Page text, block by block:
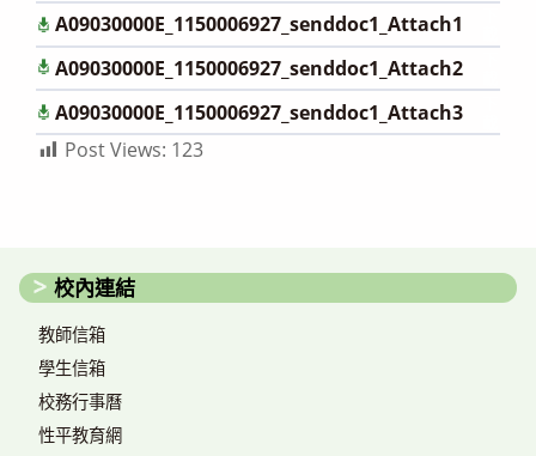
A09030000E_1150006927_senddoc1_Attach1
A09030000E_1150006927_senddoc1_Attach2
A09030000E_1150006927_senddoc1_Attach3
Post Views: 123
校內連結
教師信箱
學生信箱
校務行事曆
性平教育網